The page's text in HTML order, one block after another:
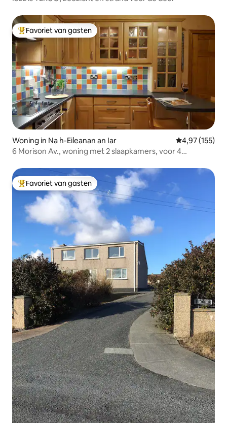
Topfavoriet van gasten
Favoriet van gasten
Woning in Na h-Eileanan an Iar Gemiddelde
4,97 (155)
6 Morison Av., woning met 2 slaapkamers, voor 4
Topfavoriet van gasten
Favoriet van gasten